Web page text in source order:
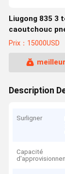
Liugong 835 3
caoutchouc
usagé
Prix：15000USD
Description
Surligner
Capacité